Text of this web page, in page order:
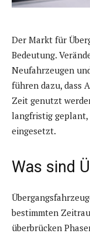
Der Markt für
Bedeutung.
Neufahrzeugen
führen dazu, dass
Zeit genutzt
langfristig geplant,
eingesetzt.
Was sind
bestimmten
überbrücken